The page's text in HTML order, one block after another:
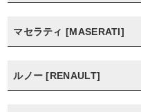
マセラティ [MASERATI]
ルノー [RENAULT]